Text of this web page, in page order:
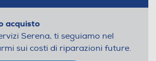
acquisto
Serena, ti seguiamo nel
sui costi di riparazioni future.